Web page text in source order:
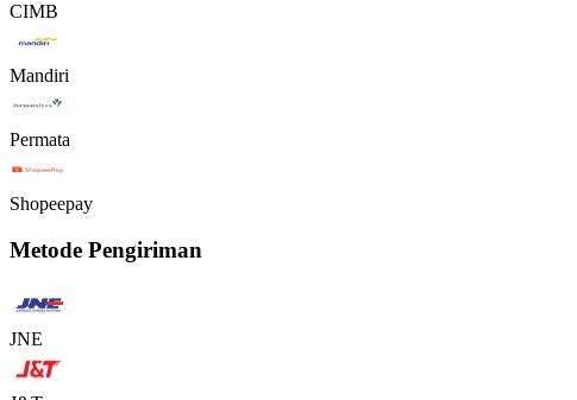
CIMB
Mandiri
Permata
Shopeepay
Metode Pengiriman
JNE